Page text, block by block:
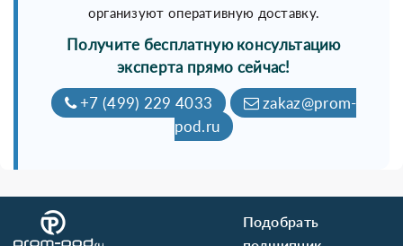
организуют оперативную доставку.
Получите бесплатную консультацию
эксперта прямо сейчас!
+7 (499) 229 4033
zakaz@prom-
pod.ru
Подобрать